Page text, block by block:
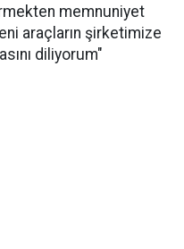
memnuniyet
araçların şirketimize
diliyorum"